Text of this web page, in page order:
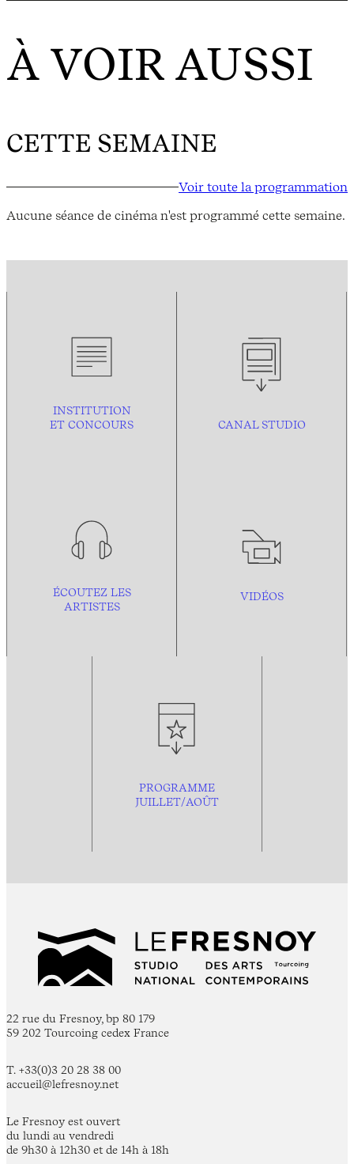
À VOIR AUSSI
CETTE SEMAINE
Voir toute la programmation
Aucune séance de cinéma n'est programmé cette semaine.
INSTITUTION
ET CONCOURS
CANAL STUDIO
ÉCOUTEZ LES
ARTISTES
VIDÉOS
PROGRAMME
JUILLET/AOÛT
22 rue du Fresnoy, bp 80 179
59 202 Tourcoing cedex France
T. +33(0)3 20 28 38 00
accueil@lefresnoy.net
Le Fresnoy est ouvert
du lundi au vendredi
de 9h30 à 12h30 et de 14h à 18h